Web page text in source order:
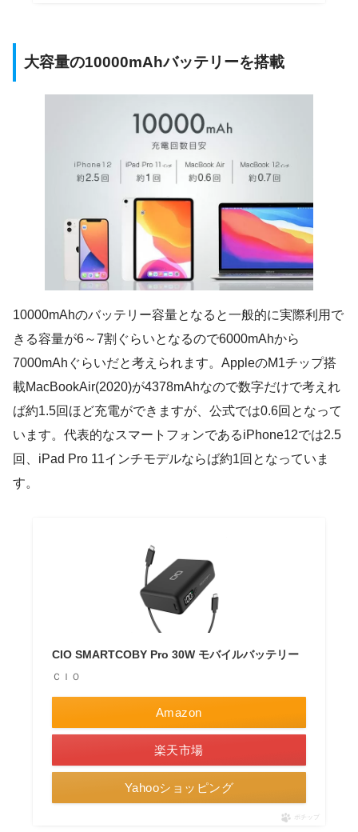
大容量の10000mAhバッテリーを搭載
10000mAhのバッテリー容量となると一般的に実際利用で
きる容量が6～7割ぐらいとなるので6000mAhから
7000mAhぐらいだと考えられます。AppleのM1チップ搭
載MacBookAir(2020)が4378mAhなので数字だけで考えれ
ば約1.5回ほど充電ができますが、公式では0.6回となって
います。代表的なスマートフォンであるiPhone12では2.5
回、iPad Pro 11インチモデルならば約1回となっていま
す。
CIO SMARTCOBY Pro 30W モバイルバッテリー
ＣＩＯ
Amazon
楽天市場
Yahooショッピング
ポチップ